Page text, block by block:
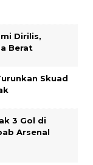
Dirilis,
Berat
Skuad
3 Gol di
Arsenal